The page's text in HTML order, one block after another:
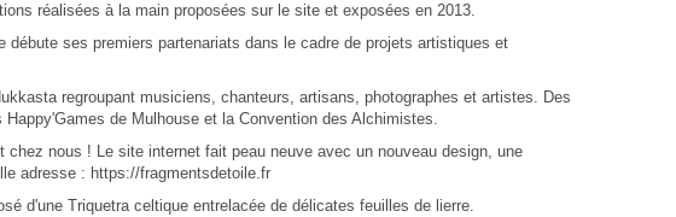
réalisées à la main proposées sur le site et exposées en 2013.
ses premiers partenariats dans le cadre de projets artistiques et
regroupant musiciens, chanteurs, artisans, photographes et artistes. Des
de Mulhouse et la Convention des Alchimistes.
nous ! Le site internet fait peau neuve avec un nouveau design, une
adresse : https://fragmentsdetoile.fr
d'une Triquetra celtique entrelacée de délicates feuilles de lierre.